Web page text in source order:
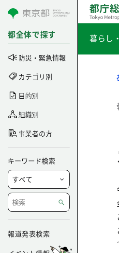
コンテンツにスキップ
都全体で探す
防災・緊急情報
カテゴリ別
目的別
組織別
事業者の方
キーワード検索
報道発表検索
暮らし